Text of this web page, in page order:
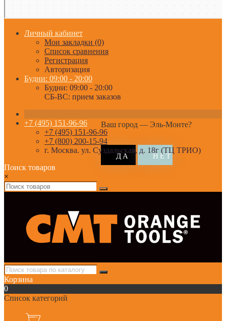
Личный кабинет
Мои закладки (0)
Список сравнения
Регистрация
Авторизация
Будни: 09:00 - 20:00
Будни: 09:00 - 20:00
СБ-ВС: прием заказов
Ваш город — Эль-Монте?
+7 (495) 151-96-96
+7 (495) 151-96-96
+7 (800) 200-15-94
г. Москва. ул. Суздальская, д. 18г (ТЦ ТРИО)
Поиск товаров
×
Корзина
0
Список категорий